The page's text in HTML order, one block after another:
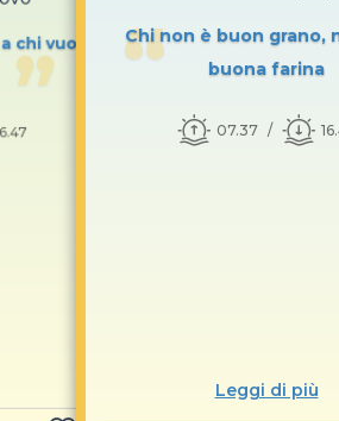
chi vuol
Chi non è buon grano,
buona farina
07.37
Leggi di più